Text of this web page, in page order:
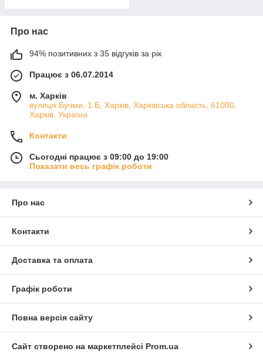
Про нас
94% позитивних з 35 відгуків за рік
Працює з 06.07.2014
м. Харків
вулиця Бучми, 1 Б, Харків, Харківська область, 61000,
Харків, Україна
Контакти
Сьогодні працює з 09:00 до 19:00
Показати весь графік роботи
Про нас
Контакти
Доставка та оплата
Графік роботи
Повна версія сайту
Сайт створено на маркетплейсі Prom.ua